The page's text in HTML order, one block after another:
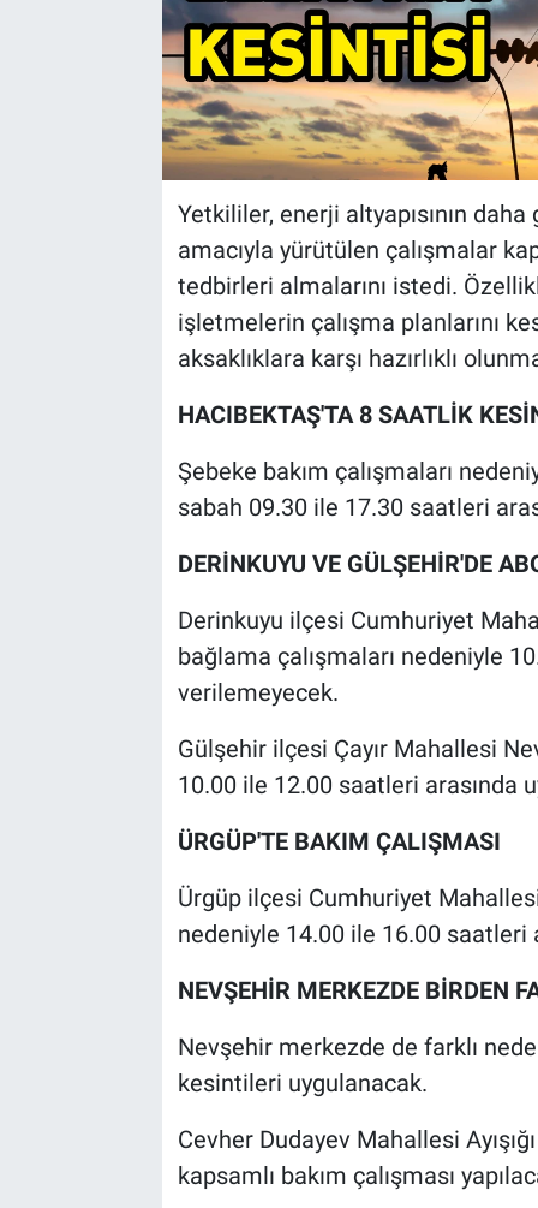
Yetkililer, enerji altyapısının
amacıyla yürütülen çalışmalar
tedbirleri almalarını istedi.
işletmelerin çalışma planlarını
aksaklıklara karşı hazırlıklı
HACIBEKTAŞ'TA 8 SAATLİK
Şebeke bakım çalışmaları
sabah 09.30 ile 17.30 saatleri
DERİNKUYU VE GÜLŞEHİR'DE
Derinkuyu ilçesi Cumhuriyet
bağlama çalışmaları nedeniyle
verilemeyecek.
Gülşehir ilçesi Çayır Mahallesi
10.00 ile 12.00 saatleri arasında
ÜRGÜP'TE BAKIM ÇALIŞMASI
Ürgüp ilçesi Cumhuriyet
nedeniyle 14.00 ile 16.00 saatleri
NEVŞEHİR MERKEZDE BİRDEN
Nevşehir merkezde de farklı
kesintileri uygulanacak.
Cevher Dudayev Mahallesi
kapsamlı bakım çalışması